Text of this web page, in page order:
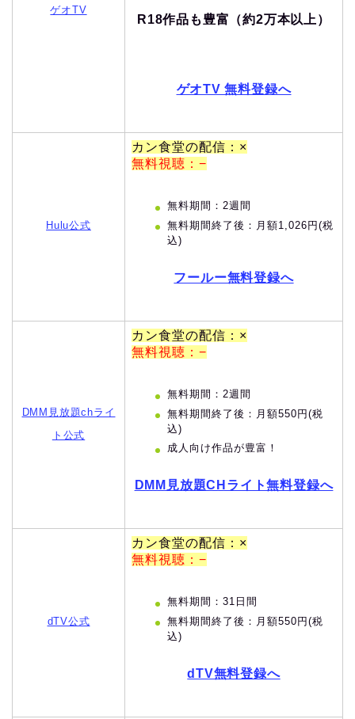
ゲオTV
R18作品も豊富（約2万本以上）
ゲオTV 無料登録へ
Hulu公式
カン食堂の配信：×
無料視聴：−
無料期間：2週間
無料期間終了後：月額1,026円(税
込)
フールー無料登録へ
DMM見放題chライ
ト公式
カン食堂の配信：×
無料視聴：−
無料期間：2週間
無料期間終了後：月額550円(税
込)
成人向け作品が豊富！
DMM見放題CHライト無料登録へ
dTV公式
カン食堂の配信：×
無料視聴：−
無料期間：31日間
無料期間終了後：月額550円(税
込)
dTV無料登録へ